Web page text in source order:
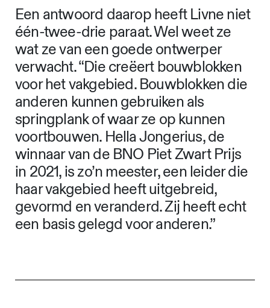
Een antwoord daarop heeft Livne niet
één-twee-drie paraat. Wel weet ze
wat ze van een goede ontwerper
verwacht. “Die creëert bouwblokken
voor het vakgebied. Bouwblokken die
anderen kunnen gebruiken als
springplank of waar ze op kunnen
voortbouwen. Hella Jongerius, de
winnaar van de BNO Piet Zwart Prijs
in 2021, is zo’n meester, een leider die
haar vakgebied heeft uitgebreid,
gevormd en veranderd. Zij heeft echt
een basis gelegd voor anderen.”